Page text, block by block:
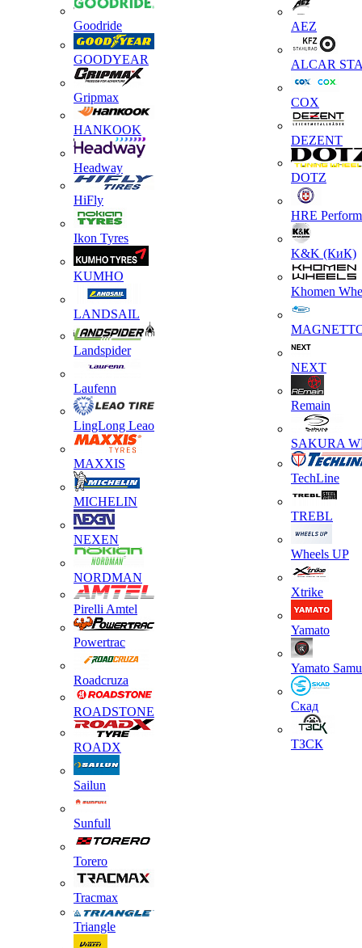
Goodride
GOODYEAR
Gripmax
HANKOOK
Headway
HiFly
Ikon Tyres
KUMHO
LANDSAIL
Landspider
Laufenn
LingLong Leao
MAXXIS
MICHELIN
NEXEN
NORDMAN
Pirelli Amtel
Powertrac
Roadcruza
ROADSTONE
ROADX
Sailun
Sunfull
Torero
Tracmax
Triangle
AEZ
ALCAR
COX
DEZENT
DOTZ
HRE
K&K (КиК)
Khomen
NEXT
Remain
SAKURA
TechLine
TREBL
Wheels UP
Xtrike
Yamato
Yamato
Скад
ТЗСК